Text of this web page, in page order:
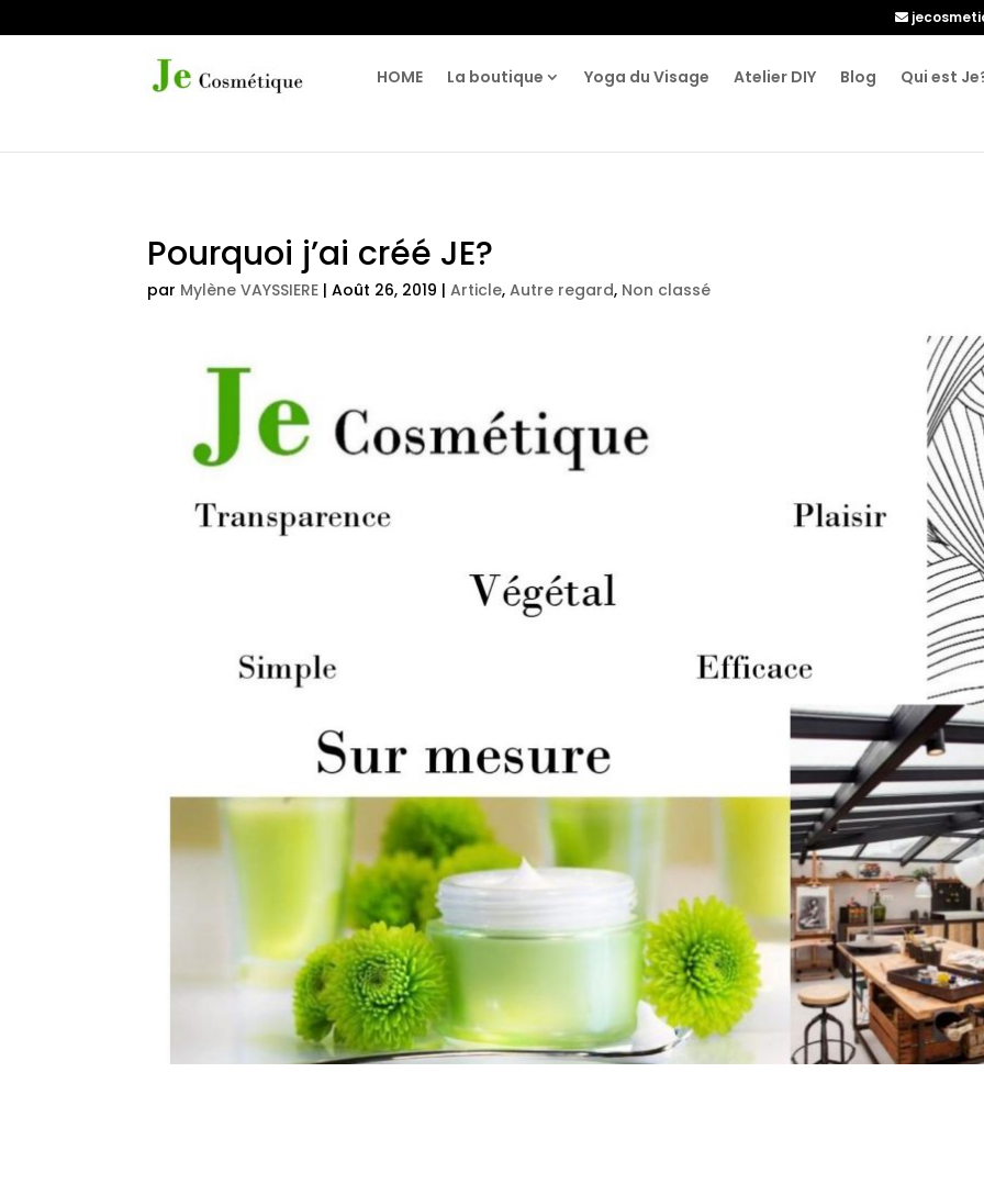
HOME La boutique Yoga du Visage Atelier DIY Blog Qui est
Pourquoi j’ai créé JE?
par Mylène VAYSSIERE |Août 26, 2019 |Article,Autre regard, Non classé